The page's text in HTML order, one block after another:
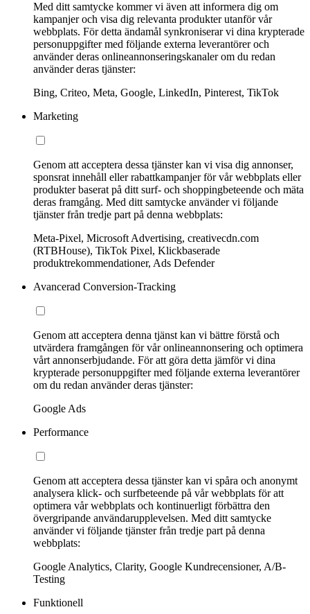
Med ditt samtycke kommer vi även att informera dig om
kampanjer och visa dig relevanta produkter utanför vår
webbplats. För detta ändamål synkroniserar vi dina krypterade
personuppgifter med följande externa leverantörer och
använder deras onlineannonseringskanaler om du redan
använder deras tjänster:
Bing, Criteo, Meta, Google, LinkedIn, Pinterest, TikTok
Marketing
Genom att acceptera dessa tjänster kan vi visa dig annonser,
sponsrat innehåll eller rabattkampanjer för vår webbplats eller
produkter baserat på ditt surf- och shoppingbeteende och mäta
deras framgång. Med ditt samtycke använder vi följande
tjänster från tredje part på denna webbplats:
Meta-Pixel, Microsoft Advertising, creativecdn.com
(RTBHouse), TikTok Pixel, Klickbaserade
produktrekommendationer, Ads Defender
Avancerad Conversion-Tracking
Genom att acceptera denna tjänst kan vi bättre förstå och
utvärdera framgången för vår onlineannonsering och optimera
vårt annonserbjudande. För att göra detta jämför vi dina
krypterade personuppgifter med följande externa leverantörer
om du redan använder deras tjänster:
Google Ads
Performance
Genom att acceptera dessa tjänster kan vi spåra och anonymt
analysera klick- och surfbeteende på vår webbplats för att
optimera vår webbplats och kontinuerligt förbättra den
övergripande användarupplevelsen. Med ditt samtycke
använder vi följande tjänster från tredje part på denna
webbplats:
Google Analytics, Clarity, Google Kundrecensioner, A/B-
Testing
Funktionell